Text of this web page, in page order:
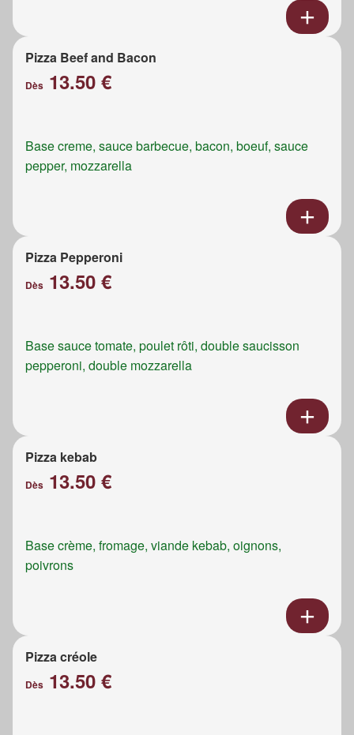
Pizza Beef and Bacon
Dès 13.50 €
Base creme, sauce barbecue, bacon, boeuf, sauce
pepper, mozzarella
Pizza Pepperoni
Dès 13.50 €
Base sauce tomate, poulet rôti, double saucisson
pepperoni, double mozzarella
Pizza kebab
Dès 13.50 €
Base crème, fromage, viande kebab, oignons,
poivrons
Pizza créole
Dès 13.50 €